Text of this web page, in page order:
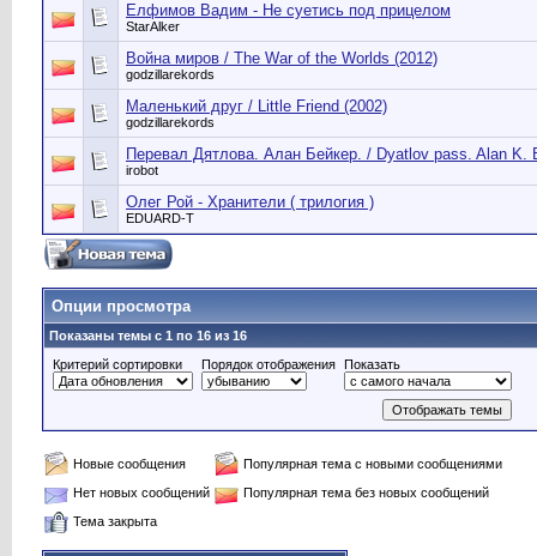
Елфимов Вадим - Не суетись под прицелом
StarAlker
Война миров / The War of the Worlds (2012)
godzillarekords
Маленький друг / Little Friend (2002)
godzillarekords
Перевал Дятлова. Алан Бейкер. / Dyatlov pass. Alan K.
irobot
Олег Рой - Хранители ( трилогия )
EDUARD-T
Опции просмотра
Показаны темы с 1 по 16 из 16
Критерий сортировки
Порядок отображения Показать
Новые сообщения
Популярная тема с новыми сообщениями
Нет новых сообщений
Популярная тема без новых сообщений
Тема закрыта